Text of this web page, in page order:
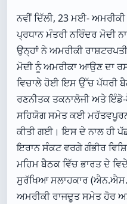
ਨਵੀਂ ਦਿੱਲੀ, 23 ਮਈ-
ਪ੍ਰਧਾਨ ਮੰਤਰੀ ਨਰਿੰਦਰ ਮੋਦੀ
ਉਨ੍ਹਾਂ ਨੇ ਅਮਰੀਕੀ
ਮੋਦੀ ਨੂੰ ਅਮਰੀਕਾ ਆਉਣ ਦਾ
ਵਿਚਾਲੇ ਹੋਈ ਇਸ ਉੱਚ ਪੱਧਰੀ
ਰਣਨੀਤਕ ਤਕਨਾਲੋਜੀ ਅਤੇ
ਸਹਿਯੋਗ ਸਮੇਤ ਕਈ
ਕੀਤੀ ਗਈ। ਇਸ ਦੇ ਨਾਲ ਹੀ
ਇਰਾਨ ਸੰਕਟ ਵਰਗੇ ਗੰਭੀਰ
ਮਹਿਮ ਬੈਠਕ ਵਿੱਚ ਭਾਰਤ ਦੇ
ਸੁਰੱਖਿਆ ਸਲਾਹਕਾਰ
ਅਮਰੀਕੀ ਰਾਜਦੂਤ ਸਮੇਤ ਹੋਰ